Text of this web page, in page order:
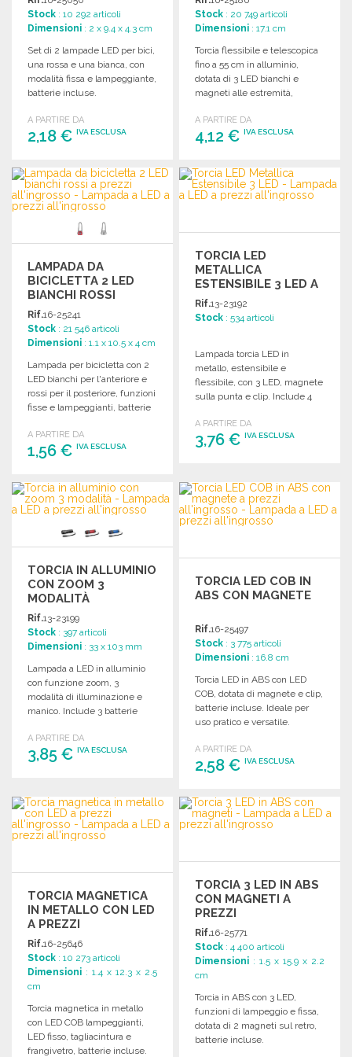
Stock : 10 292 articoli
Dimensioni : 2 x 9.4 x 4.3 cm
Set di 2 lampade LED per bici,
una rossa e una bianca, con
modalità fissa e lampeggiante,
batterie incluse.
A PARTIRE DA
2,18 € IVA ESCLUSA
ORDINARE
Richiedi un preventivo
Stock : 20 749 articoli
Dimensioni : 17.1 cm
Torcia flessibile e telescopica
fino a 55 cm in alluminio,
dotata di 3 LED bianchi e
magneti alle estremità,
A PARTIRE DA
4,12 €IVA ESCLUSA
ORDINARE
Richiedi un preventivo
LAMPADA DA
BICICLETTA 2 LED
BIANCHI ROSSI
Rif.16-25241
Stock : 21 546 articoli
Dimensioni : 1.1 x 10.5 x 4 cm
Lampada per bicicletta con 2
LED bianchi per l'anteriore e
rossi per il posteriore, funzioni
fisse e lampeggianti, batterie
A PARTIRE DA
1,56 € IVA ESCLUSA
ORDINARE
Richiedi un preventivo
TORCIA LED
METALLICA
ESTENSIBILE 3 LED A
PREZZI
ALL'INGROSSO
Rif.13-23192
Stock : 534 articoli
Lampada torcia LED in
metallo, estensibile e
flessibile, con 3 LED, magnete
sulla punta e clip. Include 4
A PARTIRE DA
3,76 €IVA ESCLUSA
Richiedi un preventivo
TORCIA IN ALLUMINIO
CON ZOOM 3
MODALITÀ
Rif.13-23199
Stock : 397 articoli
Dimensioni : 33 x 103 mm
Lampada a LED in alluminio
con funzione zoom, 3
modalità di illuminazione e
manico. Include 3 batterie
A PARTIRE DA
3,85 € IVA ESCLUSA
Richiedi un preventivo
TORCIA LED COB IN
ABS CON MAGNETE
Rif.16-25497
Stock : 3 775 articoli
Dimensioni : 16.8 cm
Torcia LED in ABS con LED
COB, dotata di magnete e clip,
batterie incluse. Ideale per
uso pratico e versatile.
A PARTIRE DA
2,58 €IVA ESCLUSA
ORDINARE
Richiedi un preventivo
TORCIA MAGNETICA
IN METALLO CON LED
A PREZZI
ALL'INGROSSO
Rif.16-25646
Stock : 10 273 articoli
Dimensioni : 1.4 x 12.3 x 2.5
cm
Torcia magnetica in metallo
con LED COB lampeggianti,
LED fisso, tagliacintura e
frangivetro, batterie incluse.
TORCIA 3 LED IN ABS
CON MAGNETI A
PREZZI
ALL'INGROSSO
Rif.16-25771
Stock : 4 400 articoli
Dimensioni : 1.5 x 15.9 x 2.2
cm
Torcia in ABS con 3 LED,
funzioni di lampeggio e fissa,
dotata di 2 magneti sul retro,
batterie incluse.